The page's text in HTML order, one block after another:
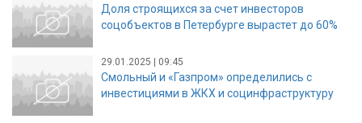
Доля строящихся за счет инвесторов
соцобъектов в Петербурге вырастет до 60%
29.01.2025 | 09:45
Смольный и «Газпром» определились с
инвестициями в ЖКХ и социнфраструктуру